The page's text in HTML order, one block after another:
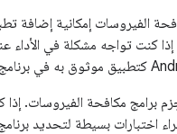
الفيروسات إمكانية إضافة
برامج مكافحة الفيروسات.
اختبارات بسيطة لتحديد